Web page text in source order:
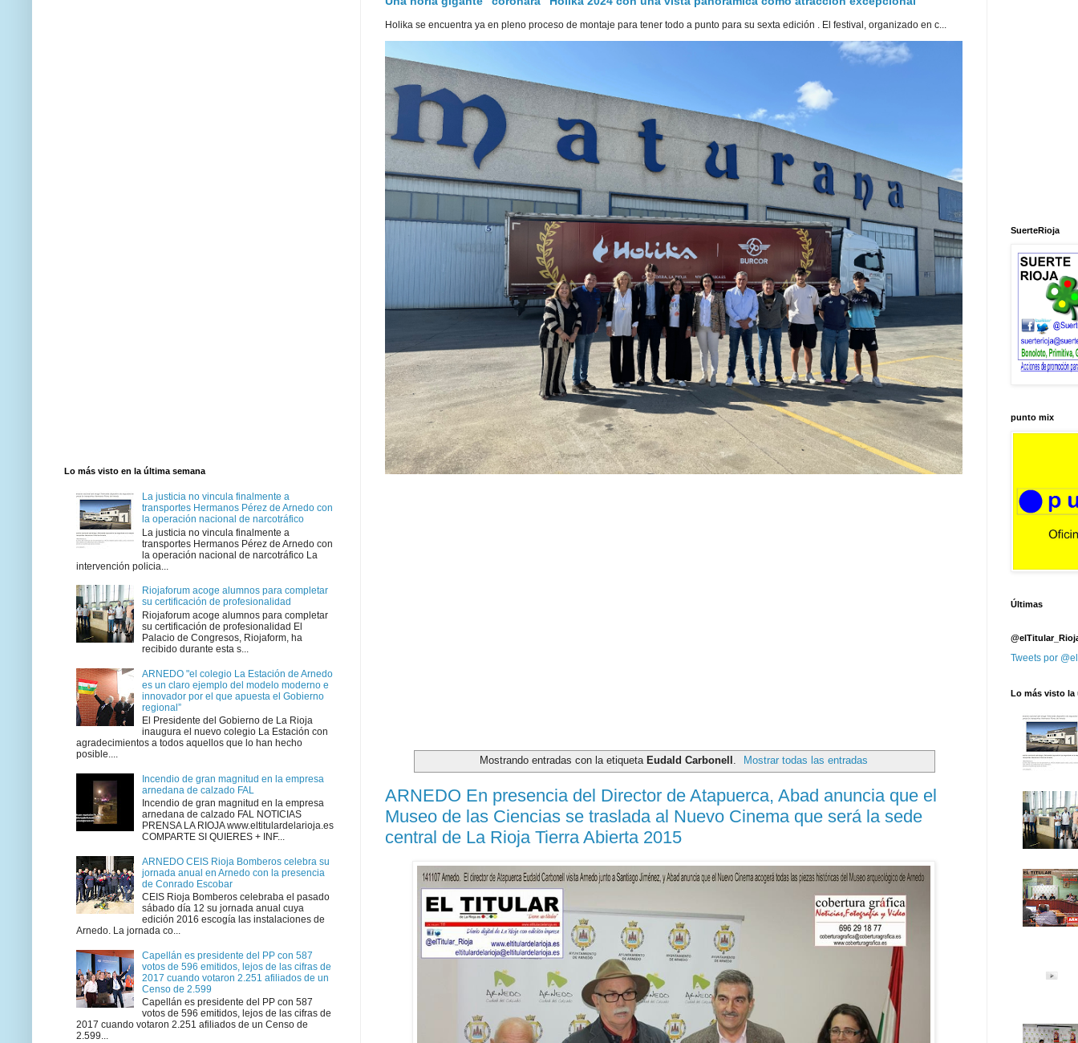
Holika se encuentra ya en pleno proceso de montaje para tener todo a punto para su sexta edición . El festival, organizado en c...
Mostrando entradas con la etiqueta Eudald Carbonell Mostrar todas las entradas
ARNEDO En presencia del Director de Atapuerca, Abad anuncia que el
Museo de las Ciencias se traslada al Nuevo Cinema que será la sede
central de La Rioja Tierra Abierta 2015
Lo más visto en la última semana
La justicia no vincula finalmente a
transportes Hermanos Pérez de Arnedo con
la operación nacional de narcotráfico
La justicia no vincula finalmente a
transportes Hermanos Pérez de Arnedo con
la operación nacional de narcotráfico La
intervención policia...
Riojaforum acoge alumnos para completar
su certificación de profesionalidad
Riojaforum acoge alumnos para completar
su certificación de profesionalidad El
Palacio de Congresos, Riojaform, ha
recibido durante esta s...
ARNEDO "el colegio La Estación de Arnedo
es un claro ejemplo del modelo moderno e
innovador por el que apuesta el Gobierno
regional”
El Presidente del Gobierno de La Rioja
inaugura el nuevo colegio La Estación con
agradecimientos a todos aquellos que lo han hecho
posible....
Incendio de gran magnitud en la empresa
arnedana de calzado FAL
Incendio de gran magnitud en la empresa
arnedana de calzado FAL NOTICIAS
PRENSA LA RIOJA www.eltitulardelarioja.es
COMPARTE SI QUIERES + INF...
ARNEDO CEIS Rioja Bomberos celebra su
jornada anual en Arnedo con la presencia
de Conrado Escobar
CEIS Rioja Bomberos celebraba el pasado
sábado día 12 su jornada anual cuya
edición 2016 escogía las instalaciones de
Arnedo. La jornada co...
Capellán es presidente del PP con 587
votos de 596 emitidos, lejos de las cifras de
2017 cuando votaron 2.251 afiliados de un
Censo de 2.599
Capellán es presidente del PP con 587
votos de 596 emitidos, lejos de las cifras de
2017 cuando votaron 2.251 afiliados de un Censo de
2.599...
SuerteRioja
punto mix
Últimas
Tweets por
Lo más visto la